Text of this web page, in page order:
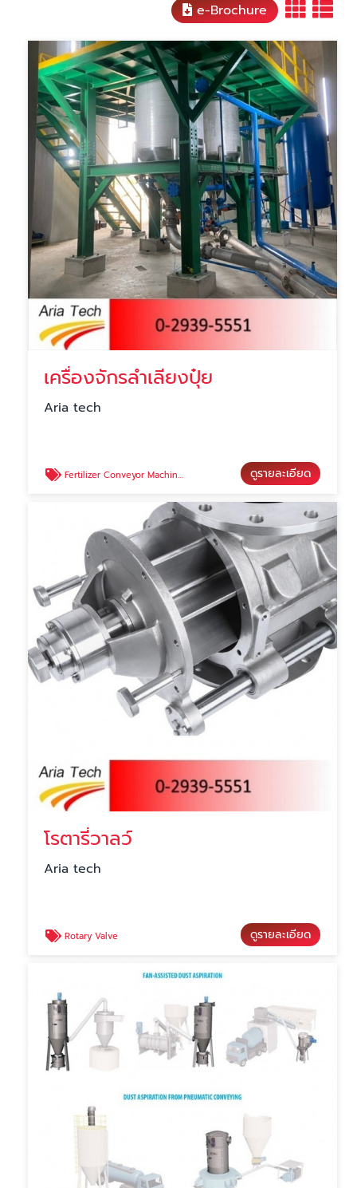
e-Brochure
เครื่องจักรลำเลียงปุ๋ย
Aria tech
Fertilizer Conveyor Machine ดูรายละเอียด
โรตารี่วาลว์
Aria tech
Rotary Valve ดูรายละเอียด